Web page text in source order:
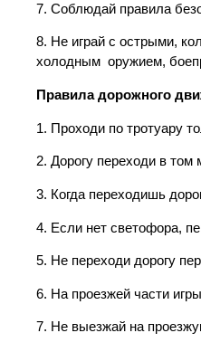
7. Соблюдай правила
8. Не играй с острыми,
холодным оружием,
Правила дорожного
1. Проходи по тротуару
2. Дорогу переходи в том
3. Когда переходишь
4. Если нет светофора,
5. Не переходи дорогу
6. На проезжей части
7. Не выезжай на